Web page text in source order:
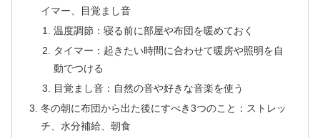
イマー、目覚まし音
温度調節：寝る前に部屋や布団を暖めておく
タイマー：起きたい時間に合わせて暖房や照明を自
動でつける
目覚まし音：自然の音や好きな音楽を使う
冬の朝に布団から出た後にすべき3つのこと：ストレッ
チ、水分補給、朝食